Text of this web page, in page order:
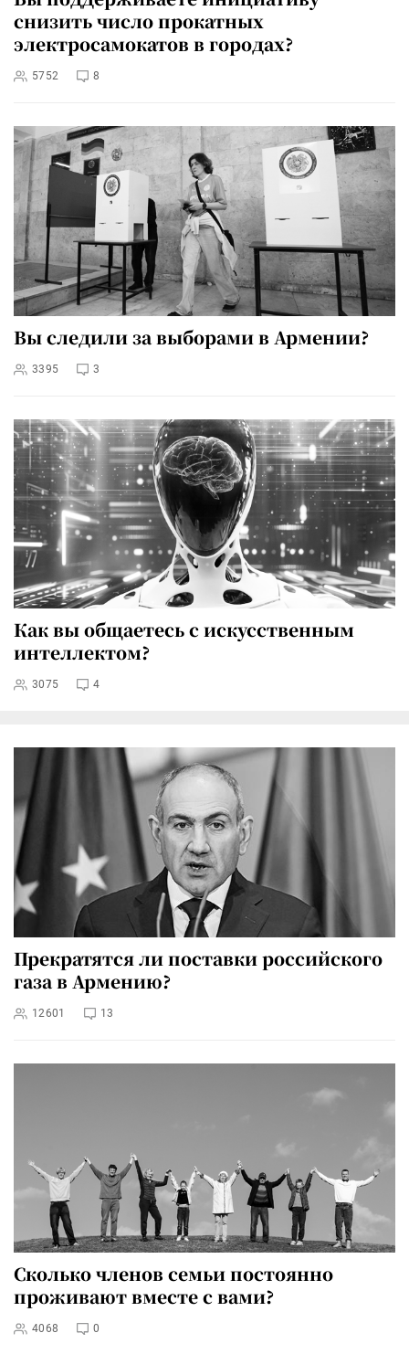
снизить число прокатных
электросамокатов в городах?
5752 8
Вы следили за выборами в Армении?
3395 3
Как вы общаетесь с искусственным
интеллектом?
3075 4
Прекратятся ли поставки российского
газа в Армению?
12601 13
Сколько членов семьи постоянно
проживают вместе с вами?
4068 0